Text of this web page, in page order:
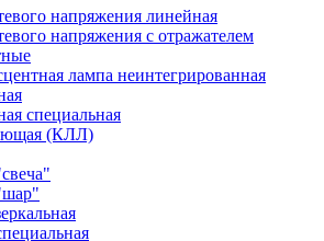
напряжения линейная
напряжения с отражателем
лампа неинтегрированная
специальная
(КЛЛ)